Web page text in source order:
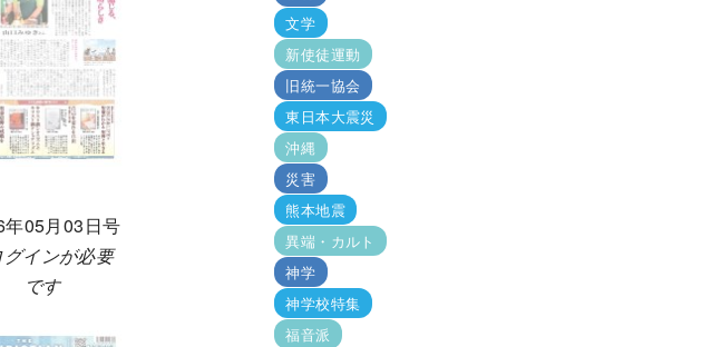
年05月03日号
インが必要
です
文学
新使徒運動
旧統一協会
東日本大震災
沖縄
災害
熊本地震
異端・カルト
神学
神学校特集
福音派